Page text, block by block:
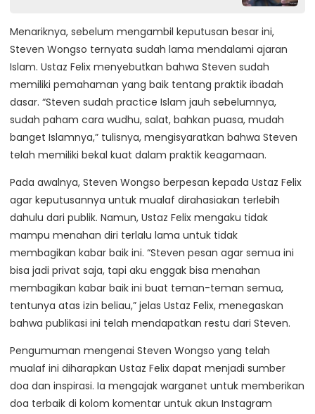
Menariknya, sebelum mengambil keputusan besar ini,
Steven Wongso ternyata sudah lama mendalami ajaran
Islam. Ustaz Felix menyebutkan bahwa Steven sudah
memiliki pemahaman yang baik tentang praktik ibadah
dasar. “Steven sudah practice Islam jauh sebelumnya,
sudah paham cara wudhu, salat, bahkan puasa, mudah
banget Islamnya,” tulisnya, mengisyaratkan bahwa Steven
telah memiliki bekal kuat dalam praktik keagamaan.
Pada awalnya, Steven Wongso berpesan kepada Ustaz Felix
agar keputusannya untuk mualaf dirahasiakan terlebih
dahulu dari publik. Namun, Ustaz Felix mengaku tidak
mampu menahan diri terlalu lama untuk tidak
membagikan kabar baik ini. “Steven pesan agar semua ini
bisa jadi privat saja, tapi aku enggak bisa menahan
membagikan kabar baik ini buat teman-teman semua,
tentunya atas izin beliau,” jelas Ustaz Felix, menegaskan
bahwa publikasi ini telah mendapatkan restu dari Steven.
Pengumuman mengenai Steven Wongso yang telah
mualaf ini diharapkan Ustaz Felix dapat menjadi sumber
doa dan inspirasi. Ia mengajak warganet untuk memberikan
doa terbaik di kolom komentar untuk akun Instagram